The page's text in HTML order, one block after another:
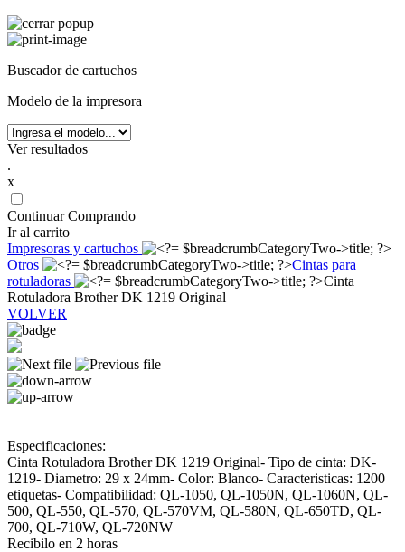
Buscador de cartuchos
Modelo de la impresora
Ver resultados
.
x
Continuar Comprando
Ir al carrito
Impresoras y cartuchos
Otros
Cintas para
rotuladoras
Cinta
Rotuladora Brother DK 1219 Original
VOLVER
Especificaciones:
Cinta Rotuladora Brother DK 1219 Original- Tipo de cinta: DK-
1219- Diametro: 29 x 24mm- Color: Blanco- Caracteristicas: 1200
etiquetas- Compatibilidad: QL-1050, QL-1050N, QL-1060N, QL-
500, QL-550, QL-570, QL-570VM, QL-580N, QL-650TD, QL-
700, QL-710W, QL-720NW
Recibilo en 2 horas